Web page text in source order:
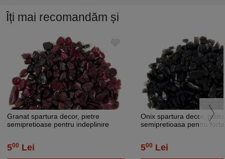
Îți mai recomandăm și
Granat spartura decor, pietre
semipretioase pentru indeplinire
500 Lei
Onix spartura decor,
semipretioasa pentru forta
500 Lei